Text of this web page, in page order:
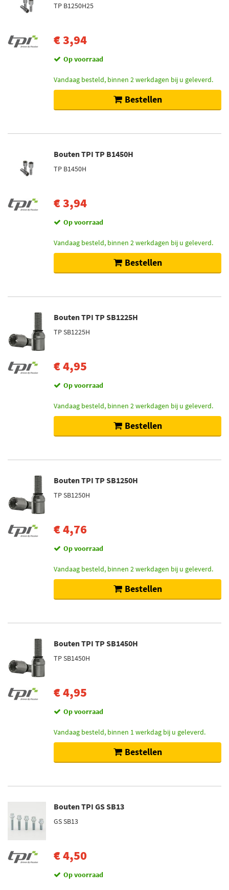
TP B1250H25
€ 3,94
Op voorraad
Vandaag besteld, binnen 2 werkdagen bij u geleverd.
Bestellen
Bouten TPI TP B1450H
TP B1450H
€ 3,94
Op voorraad
Vandaag besteld, binnen 2 werkdagen bij u geleverd.
Bestellen
Bouten TPI TP SB1225H
TP SB1225H
€ 4,95
Op voorraad
Vandaag besteld, binnen 2 werkdagen bij u geleverd.
Bestellen
Bouten TPI TP SB1250H
TP SB1250H
€ 4,76
Op voorraad
Vandaag besteld, binnen 2 werkdagen bij u geleverd.
Bestellen
Bouten TPI TP SB1450H
TP SB1450H
€ 4,95
Op voorraad
Vandaag besteld, binnen 1 werkdag bij u geleverd.
Bestellen
Bouten TPI GS SB13
GS SB13
€ 4,50
Op voorraad